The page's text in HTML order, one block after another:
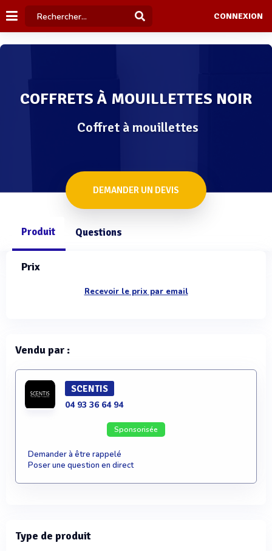
CONNEXION
COFFRETS À MOUILLETTES NOIR
Coffret à mouillettes
DEMANDER UN DEVIS
Produit Questions
Prix
Recevoir le prix par email
Vendu par :
SCENTIS
04 93 36 64 94
Sponsorisée
Demander à être rappelé
Poser une question en direct
Type de produit